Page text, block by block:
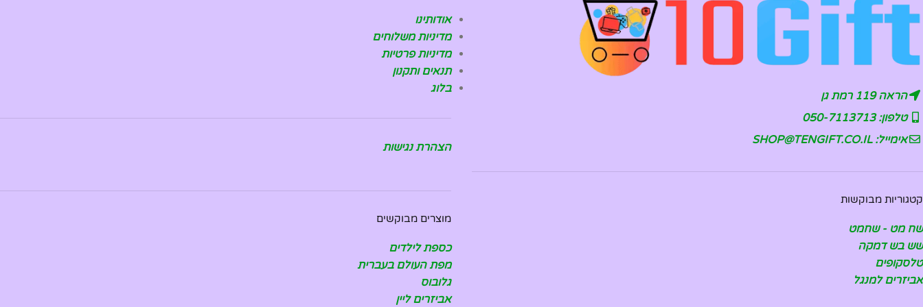
הראה 119 רמת גן
טלפון: 050-7113713
אימייל: SHOP@TENGIFT.CO.IL
קטגוריות מבוקשות
שח מט - שחמט
שש בש דמקה
טלסקופים
אביזרים למנגל
אודותינו
מדיניות משלוחים
מדיניות פרטיות
תנאים ותקנון
בלוג
הצהרת נגישות
מוצרים מבוקשים
כספת לילדים
מפת העולם בעברית
גלובוס
אביזרים ליין